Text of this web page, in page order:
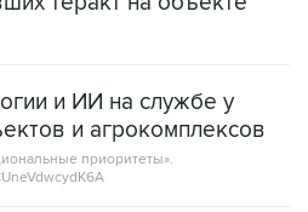
и ИИ на службе у
приоритеты».
погибшем в